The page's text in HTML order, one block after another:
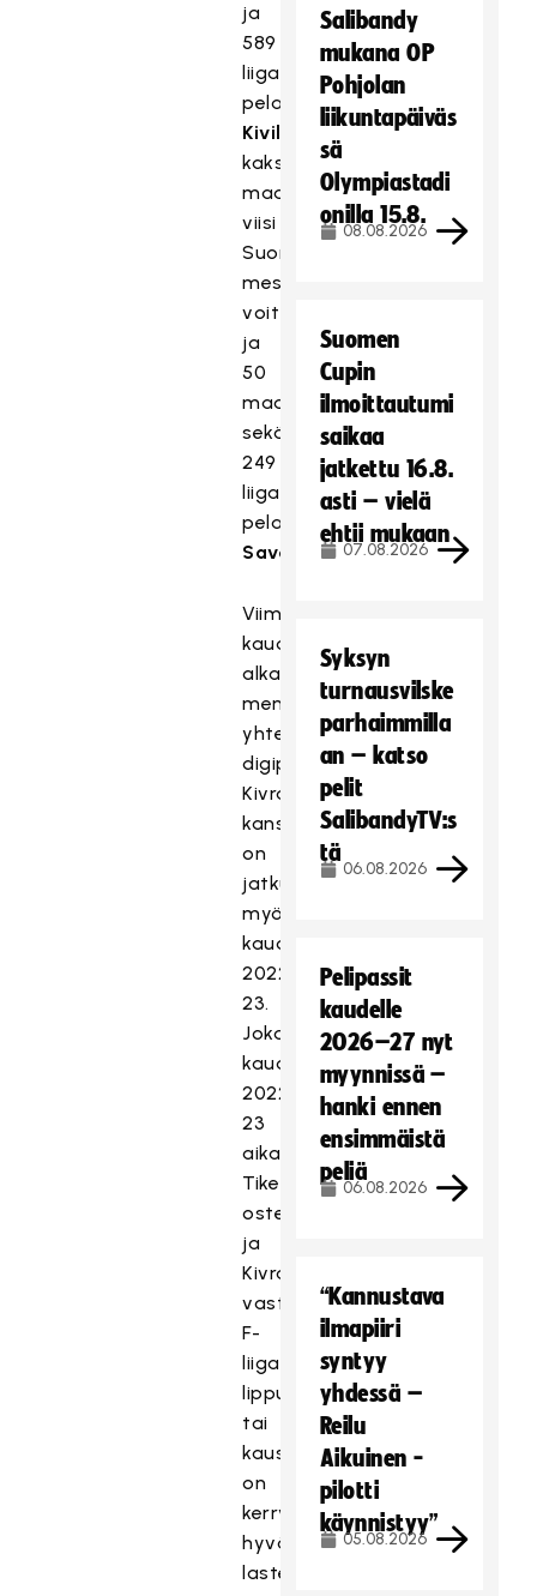
ja
589
liigaottelua
pelannutJuha
Kivilehtosekä
kaksinkertainen
maailmanmestari,
viisi
Suomen
mestaruutta
voittanut
ja
50
maaottelua
sekä
249
liigaottelua
pelannutKrister
Savonen.
Viime
kaudella
alkanut
menestyksekäs
yhteistyö
digipostipalvelu
Kivran
kanssa
on
jatkunut
myös
kaudella
2022-
23.
Jokainen
kauden
2022-
23
aikana
Tiketistä
ostettu
ja
Kivraan
vastaanotettu
F-
liigan
lippu
tai
kausikortti
on
kerryttänyt
hyväntekeväisyyspottia
lasten
Salibandy
mukana OP
Pohjolan
liikuntapäiväs
sä
Olympiastadi
onilla 15.8.
08.08.2026
Suomen
Cupin
ilmoittautumi
saikaa
jatkettu 16.8.
asti – vielä
ehtii mukaan
07.08.2026
Syksyn
turnausvilske
parhaimmilla
an – katso
pelit
SalibandyTV:s
tä
06.08.2026
Pelipassit
kaudelle
2026–27 nyt
myynnissä –
hanki ennen
ensimmäistä
peliä
06.08.2026
“Kannustava
ilmapiiri
syntyy
yhdessä –
Reilu
Aikuinen -
pilotti
käynnistyy”
05.08.2026